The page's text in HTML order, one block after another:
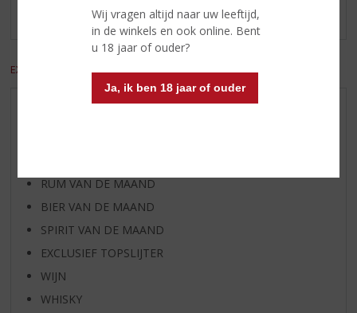
Wij vragen altijd naar uw leeftijd,
in de winkels en ook online. Bent
u 18 jaar of ouder?
Ja, ik ben 18 jaar of ouder
Er zijn nog geen reviews geplaatst voor dit product
EXCL. BTW INCL. BTW
RUM VAN DE MAAND
BIER VAN DE MAAND
SPIRIT VAN DE MAAND
EXCLUSIEF TOPSLIJTER
WIJN
WHISKY